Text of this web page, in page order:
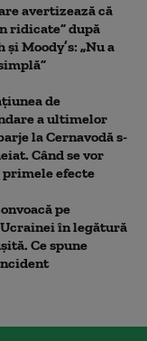
avertizează că
ridicate” după
Moody’s: „Nu a
de
a ultimelor
la Cernavodă s-
Când se vor
primele efecte
pe
în legătură
Ce spune